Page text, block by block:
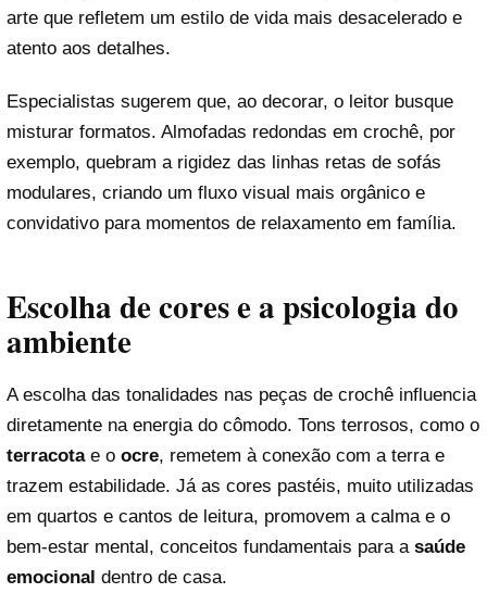
arte que refletem um estilo de vida mais desacelerado e
atento aos detalhes.
Especialistas sugerem que, ao decorar, o leitor busque
misturar formatos. Almofadas redondas em crochê, por
exemplo, quebram a rigidez das linhas retas de sofás
modulares, criando um fluxo visual mais orgânico e
convidativo para momentos de relaxamento em família.
Escolha de cores e a psicologia do
ambiente
A escolha das tonalidades nas peças de crochê influencia
diretamente na energia do cômodo. Tons terrosos, como o
terracotae o ocre, remetem à conexão com a terra e
trazem estabilidade. Já as cores pastéis, muito utilizadas
em quartos e cantos de leitura, promovem a calma e o
bem-estar mental, conceitos fundamentais para a saúde
emocional dentro de casa.